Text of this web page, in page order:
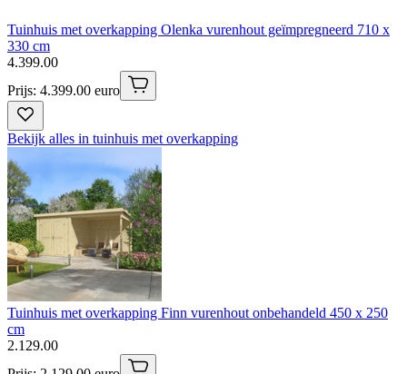
Tuinhuis met overkapping Olenka vurenhout geïmpregneerd 710 x
330 cm
4.399.00
Prijs: 4.399.00 euro
Bekijk alles in tuinhuis met overkapping
Tuinhuis met overkapping Finn vurenhout onbehandeld 450 x 250
cm
2.129.00